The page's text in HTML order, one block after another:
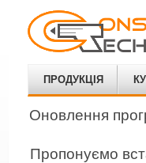
ПРОДУКЦІЯ
Оновлення
Пропонуємо